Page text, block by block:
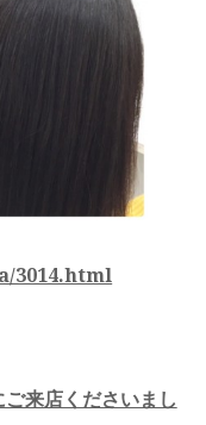
3014.html
来店くださいまし